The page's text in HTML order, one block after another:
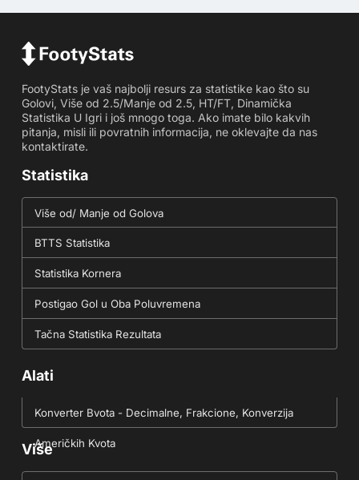
FootyStats je vaš najbolji resurs za statistike kao što su
Golovi, Više od 2.5/Manje od 2.5, HT/FT, Dinamička
Statistika U Igri i još mnogo toga. Ako imate bilo kakvih
pitanja, misli ili povratnih informacija, ne oklevajte da nas
kontaktirate.
Statistika
Više od/ Manje od Golova
BTTS Statistika
Statistika Kornera
Postigao Gol u Oba Poluvremena
Tačna Statistika Rezultata
Alati
Konverter Bvota - Decimalne, Frakcione, Konverzija
Američkih Kvota
Više